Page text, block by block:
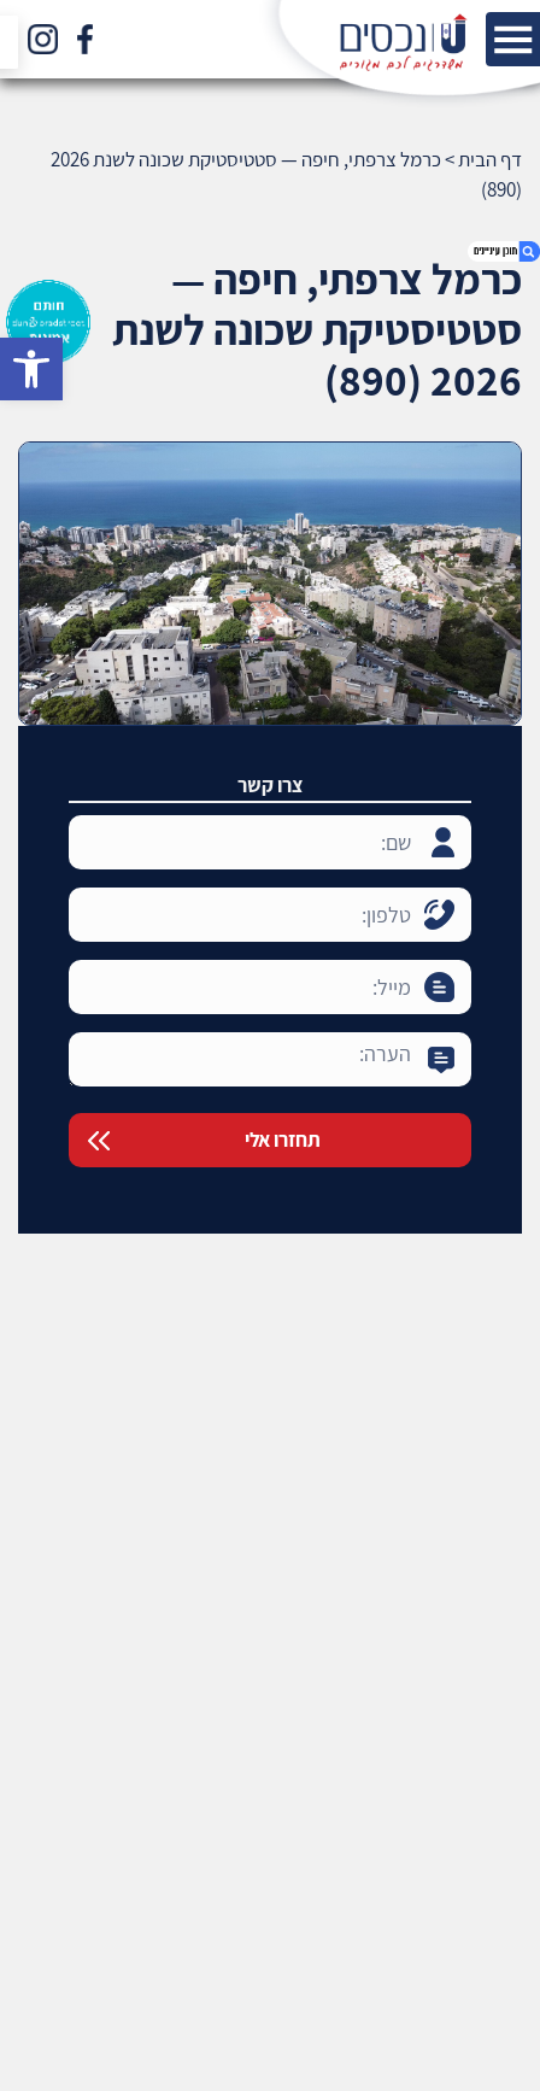
1. כרמל צרפתי, חיפה — סטטיסטיקת שכונה לשנת
2026 (890)
3. שאלתם ? ענינו !
דף הבית>
כרמל צרפתי, חיפה — סטטיסטיקת שכונה לשנת 2026
(890)
כרמל צרפתי, חיפה —
סטטיסטיקת שכונה לשנת
2026 (890)
צרו קשר